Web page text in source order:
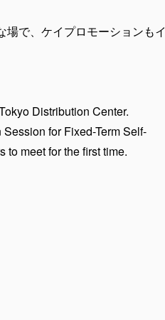
で、ケイプロモーションもイ
Distribution Center.
for Fixed-Term Self-
to meet for the first time.